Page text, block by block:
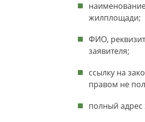
жилплощади;
ФИО,
заявителя;
ссылку на
правом не
полный